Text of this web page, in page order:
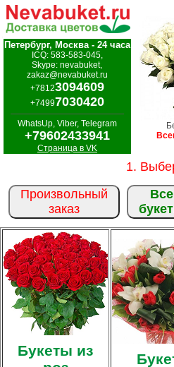
Петербург, Москва - 24 часа
ICQ: 583-583-045,
Skype: nevabuket,
zakaz@nevabuket.ru
+78123094609
+74997030420
WhatsUp, Viber, Telegram
+79602433941
Страница в VK
1.
Произвольный
заказ
Все
Букеты из